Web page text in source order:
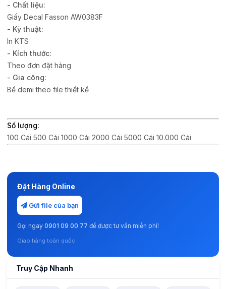
- Chất liệu:
Giấy Decal Fasson AW0383F
- Kỹ thuật:
In KTS
- Kích thước:
Theo đơn đặt hàng
- Gia công:
Bế demi theo file thiết kế
Số lượng:
100 Cái 500 Cái 1000 Cái 2000 Cái 5000 Cái 10.000 Cái
Đặt Hàng Online
Gửi file của bạn
Gọi ngay 0901 09 00 77 để được tư vấn miễn phí!
Giao hàng toàn quốc
Truy Cập Nhanh